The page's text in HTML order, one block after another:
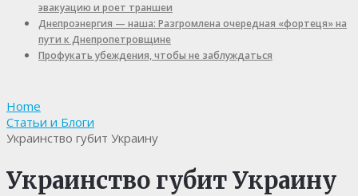
эвакуацию и роет траншеи
Днепроэнергия — наша: Разгромлена очередная «фортеця» на
пути к Днепропетровщине
Профукать убеждения, чтобы не заблуждаться
Home
Статьи и Блоги
Украинство губит Украину
Украинство губит Украину